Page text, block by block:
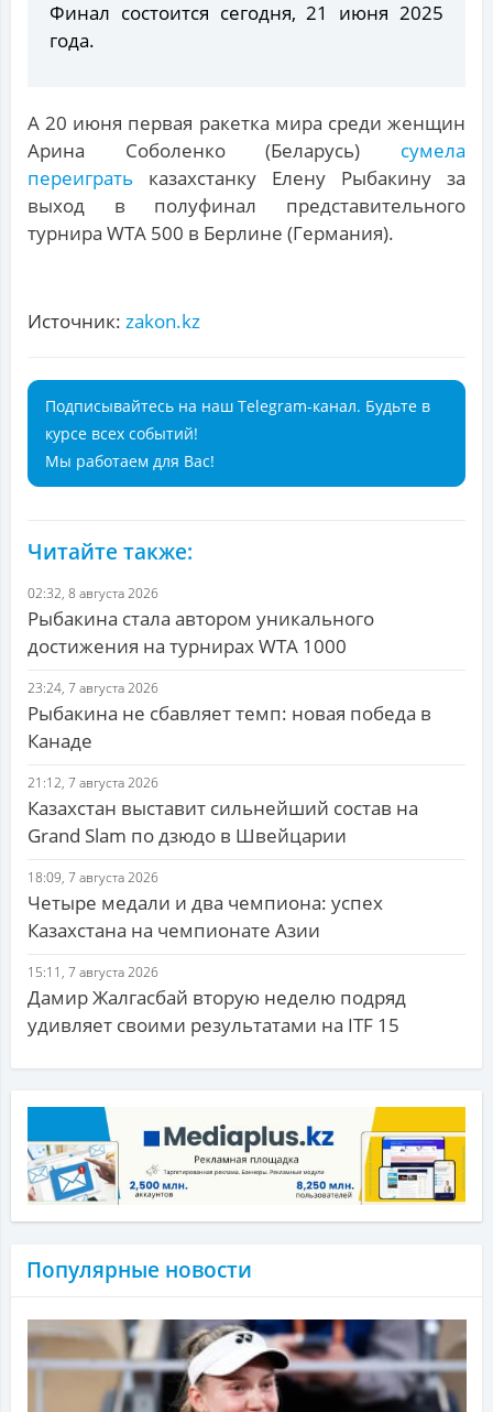
Финал состоится сегодня, 21 июня 2025
года.
А 20 июня первая ракетка мира среди женщин
Арина Соболенко (Беларусь) сумела
переиграть казахстанку Елену Рыбакину за
выход в полуфинал представительного
турнира WTA 500 в Берлине (Германия).
Источник: zakon.kz
Подписывайтесь на наш Telegram-канал. Будьте в
курсе всех событий!
Мы работаем для Вас!
Читайте также:
02:32, 8 августа 2026
Рыбакина стала автором уникального
достижения на турнирах WTA 1000
23:24, 7 августа 2026
Рыбакина не сбавляет темп: новая победа в
Канаде
21:12, 7 августа 2026
Казахстан выставит сильнейший состав на
Grand Slam по дзюдо в Швейцарии
18:09, 7 августа 2026
Четыре медали и два чемпиона: успех
Казахстана на чемпионате Азии
15:11, 7 августа 2026
Дамир Жалгасбай вторую неделю подряд
удивляет своими результатами на ITF 15
Популярные новости